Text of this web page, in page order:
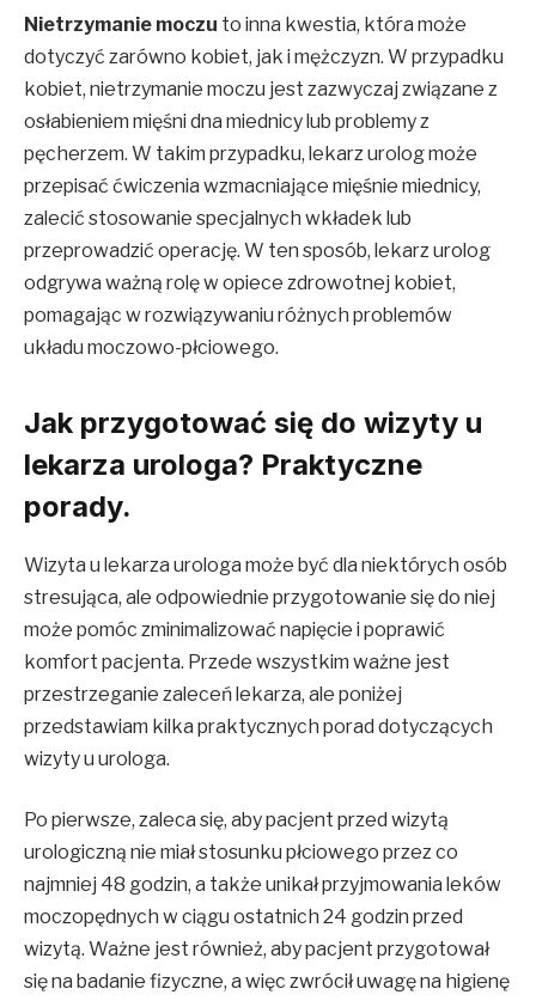
Nietrzymanie moczu to inna kwestia, która może
dotyczyć zarówno kobiet, jak i mężczyzn. W przypadku
kobiet, nietrzymanie moczu jest zazwyczaj związane z
osłabieniem mięśni dna miednicy lub problemy z
pęcherzem. W takim przypadku, lekarz urolog może
przepisać ćwiczenia wzmacniające mięśnie miednicy,
zalecić stosowanie specjalnych wkładek lub
przeprowadzić operację. W ten sposób, lekarz urolog
odgrywa ważną rolę w opiece zdrowotnej kobiet,
pomagając w rozwiązywaniu różnych problemów
układu moczowo-płciowego.
Jak przygotować się do wizyty u
lekarza urologa? Praktyczne
porady.
Wizyta u lekarza urologa może być dla niektórych osób
stresująca, ale odpowiednie przygotowanie się do niej
może pomóc zminimalizować napięcie i poprawić
komfort pacjenta. Przede wszystkim ważne jest
przestrzeganie zaleceń lekarza, ale poniżej
przedstawiam kilka praktycznych porad dotyczących
wizyty u urologa.
Po pierwsze, zaleca się, aby pacjent przed wizytą
urologiczną nie miał stosunku płciowego przez co
najmniej 48 godzin, a także unikał przyjmowania leków
moczopędnych w ciągu ostatnich 24 godzin przed
wizytą. Ważne jest również, aby pacjent przygotował
się na badanie fizyczne, a więc zwrócił uwagę na higienę